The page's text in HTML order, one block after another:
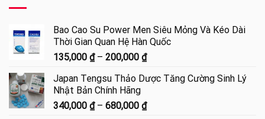
Bao Cao Su Power Men Siêu Mỏng Và Kéo Dài
Thời Gian Quan Hệ Hàn Quốc
135,000 ₫ – 200,000 ₫Khoảng
từ
đến
Japan Tengsu Thảo Dược Tăng Cường Sinh Lý
Nhật Bản Chính Hãng
340,000 ₫ – 680,000 ₫Khoảng